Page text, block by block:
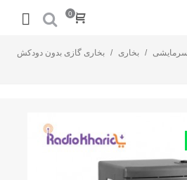
0
/ بخاری / بخاری گازی بدون دودکش